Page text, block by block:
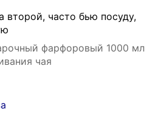
второй, часто бью посуду,
фарфоровый 1000 мл
чая